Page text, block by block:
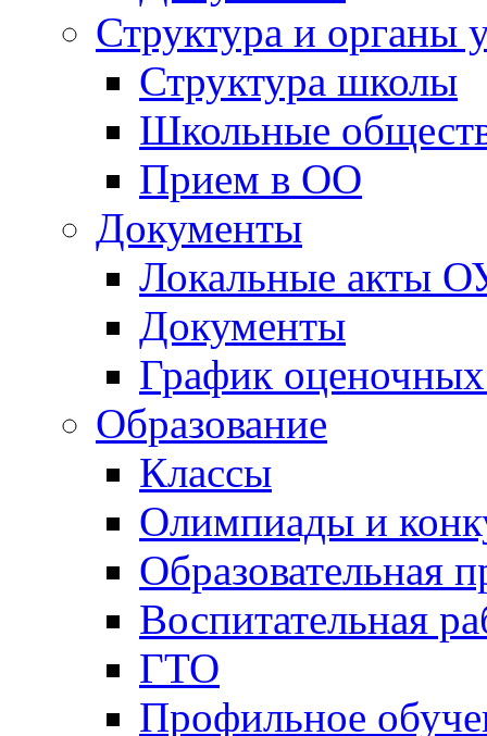
Структура и органы
Структура школы
Школьные
Прием в ОО
Документы
Локальные акты
Документы
График
Образование
Классы
Олимпиады и
Образовательная
Воспитательная
ГТО
Профильное